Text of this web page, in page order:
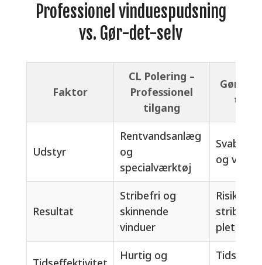
Professionel vinduespudsning
vs. Gør-det-selv
Faktor
CL Polering –
Professionel
tilgang
Gør-
Udstyr
Rentvandsanlæg
og
specialværktøj
Svaber,
og
Resultat
Stribefri og
skinnende
vinduer
Risiko for
striber
pletter
Hurtig og